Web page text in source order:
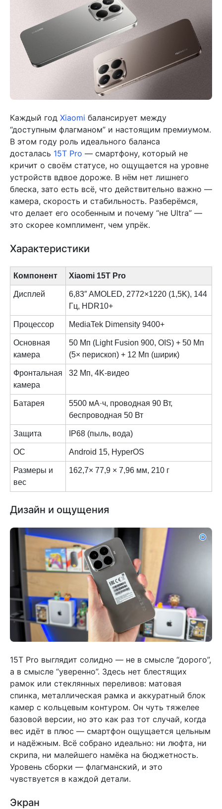
Каждый год Xiaomi балансирует между
“доступным флагманом” и настоящим премиумом.
В этом году роль идеального баланса
досталась 15T Pro — смартфону, который не
кричит о своём статусе, но ощущается на уровне
устройств вдвое дороже. В нём нет лишнего
блеска, зато есть всё, что действительно важно —
камера, скорость и стабильность. Разберёмся,
что делает его особенным и почему “не Ultra” —
это скорее комплимент, чем упрёк.
Характеристики
Компонент Xiaomi 15T Pro
Дисплей
6,83″ AMOLED, 2772×1220 (1,5K), 144
Гц, HDR10+
Процессор MediaTek Dimensity 9400+
Основная
камера
50 Мп (Light Fusion 900, OIS) + 50 Мп
(5× перископ) + 12 Мп (ширик)
Фронтальная
камера
32 Мп, 4K-видео
Батарея
5500 мА·ч, проводная 90 Вт,
беспроводная 50 Вт
Защита IP68 (пыль, вода)
ОС Android 15, HyperOS
Размеры и
вес
162,7× 77,9 × 7,96 мм, 210 г
Дизайн и ощущения
15T Pro выглядит солидно — не в смысле “дорого”,
а в смысле “уверенно”. Здесь нет блестящих
рамок или стеклянных переливов: матовая
спинка, металлическая рамка и аккуратный блок
камер с кольцевым контуром. Он чуть тяжелее
базовой версии, но это как раз тот случай, когда
вес идёт в плюс — смартфон ощущается цельным
и надёжным. Всё собрано идеально: ни люфта, ни
скрипа, ни малейшего намёка на бюджетность.
Уровень сборки — флагманский, и это
чувствуется в каждой детали.
Экран